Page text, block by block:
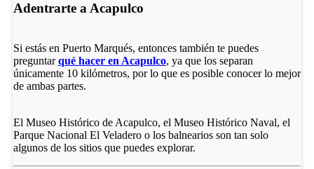
Adentrarte a Acapulco
Si estás en Puerto Marqués, entonces también te puedes
preguntarqué hacer en Acapulco, ya que los separan
únicamente 10 kilómetros, por lo que es posible conocer lo mejor
de ambas partes.
El Museo Histórico de Acapulco, el Museo Histórico Naval, el
Parque Nacional El Veladero o los balnearios son tan solo
algunos de los sitios que puedes explorar.